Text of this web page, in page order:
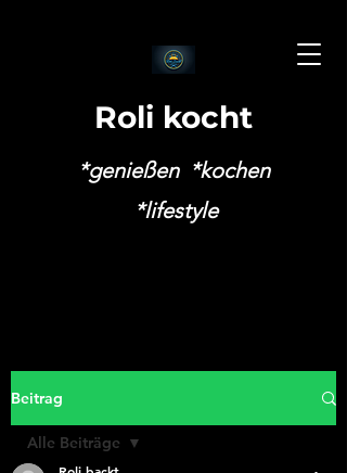
Roli kocht
*genießen *kochen
*lifestyle
Beitrag
Alle Beiträge